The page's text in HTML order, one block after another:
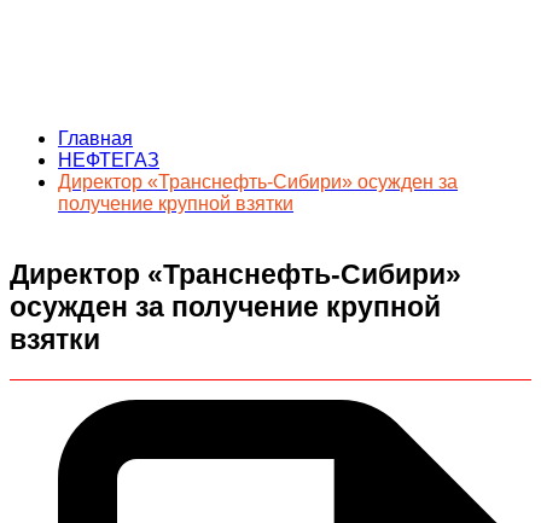
Главная
НЕФТЕГАЗ
Директор «Транснефть-Сибири» осужден за
получение крупной взятки
Директор «Транснефть-Сибири»
осужден за получение крупной
взятки